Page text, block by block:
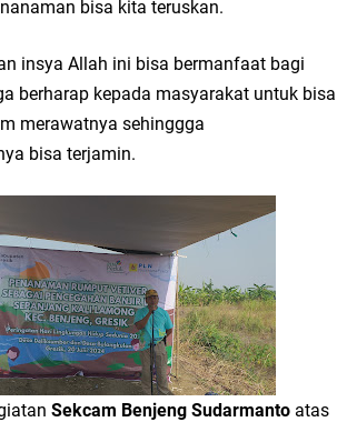
bisa kita teruskan.
insya Allah ini bisa bermanfaat bagi
berharap kepada masyarakat untuk bisa
merawatnya sehinggga
bisa terjamin.
Sekcam Benjeng Sudarmanto atas